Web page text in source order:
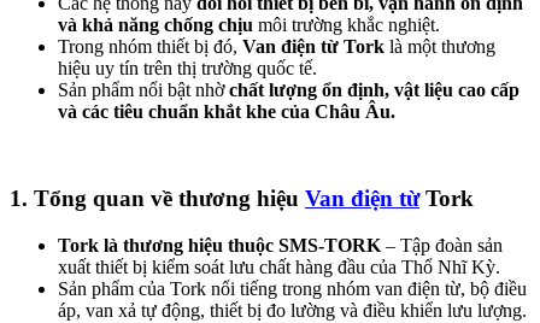
và khả năng chống chịu môi trường khắc nghiệt.
Trong nhóm thiết bị đó, Van điện từ Tork là một thương
hiệu uy tín trên thị trường quốc tế.
Sản phẩm nổi bật nhờchất lượng ổn định, vật liệu cao cấp
và các tiêu chuẩn khắt khe của Châu Âu.
1. Tổng quan về thương hiệu Van điện từTork
Tork là thương hiệu thuộc SMS-TORK – Tập đoàn sản
xuất thiết bị kiểm soát lưu chất hàng đầu của Thổ Nhĩ Kỳ.
Sản phẩm của Tork nổi tiếng trong nhóm van điện từ, bộ điều
áp, van xả tự động, thiết bị đo lường và điều khiển lưu lượng.